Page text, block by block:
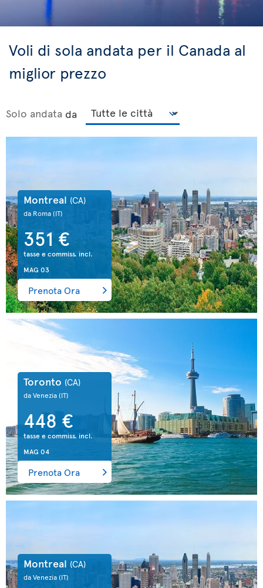
Voli di sola andata per il Canada al
miglior prezzo
Solo andata da
Montreal (CA)
da Roma(IT)
351 €
tasse e commiss. incl.
MAG 03
Prenota Ora
Toronto (CA)
da Venezia(IT)
448 €
tasse e commiss. incl.
MAG 04
Prenota Ora
Montreal (CA)
da Venezia(IT)